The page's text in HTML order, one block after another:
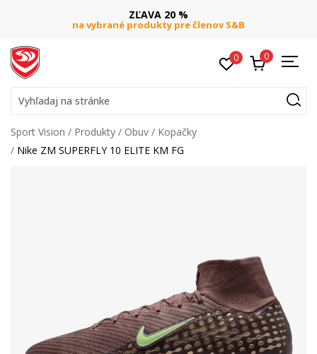
ZĽAVA 20 %
na vybrané produkty pre členov S&B
0 0
Vyhľadaj na stránke
Sport Vision Produkty Obuv
Kopačky
Nike ZM SUPERFLY 10 ELITE KM FG